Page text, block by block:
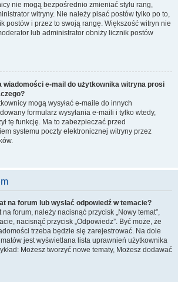
nie mogą bezpośrednio zmieniać stylu rang,
witryny. Nie należy pisać postów tylko po to,
postów i przez to swoją rangę. Większość witryn nie
lub administrator obniży licznik postów
wiadomości e-mail do użytkownika witryna prosi
mogą wysyłać e-maile do innych
formularz wysyłania e-maili i tylko wtedy,
tę funkcję. Ma to zabezpieczać przed
systemu poczty elektronicznej witryny przez
na forum lub wysłać odpowiedź w temacie?
forum, należy nacisnąć przycisk „Nowy temat”,
nacisnąć przycisk „Odpowiedz”. Być może, że
trzeba będzie się zarejestrować. Na dole
jest wyświetlana lista uprawnień użytkownika
Możesz tworzyć nowe tematy, Możesz dodawać